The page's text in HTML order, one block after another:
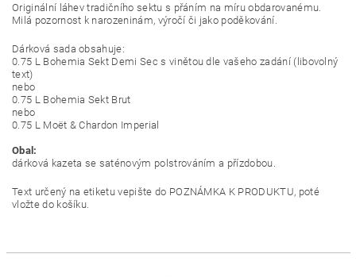
Originální láhev tradičního sektu s přáním na míru obdarovanému.
Milá pozornost k narozeninám, výročí či jako poděkování.
Dárková sada obsahuje:
0.75 L Bohemia Sekt Demi Sec s vinětou dle vašeho zadání (libovolný
text)
nebo
0.75 L Bohemia Sekt Brut
nebo
0.75 L Moёt & Chardon Imperial
Obal:
dárková kazeta se saténovým polstrováním a přízdobou.
Text určený na etiketu vepište do POZNÁMKA K PRODUKTU, poté
vložte do košíku.